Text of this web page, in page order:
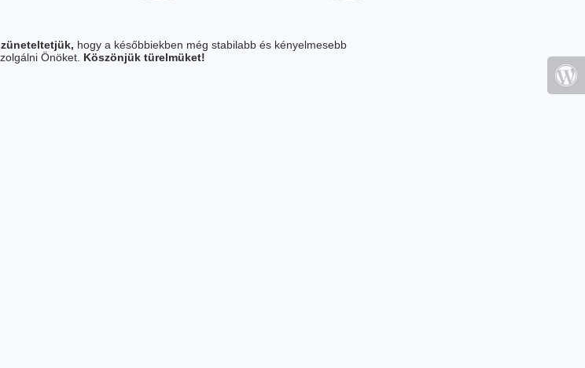
hogy a későbbiekben még stabilabb és kényelmesebb
Önöket. Köszönjük türelmüket!